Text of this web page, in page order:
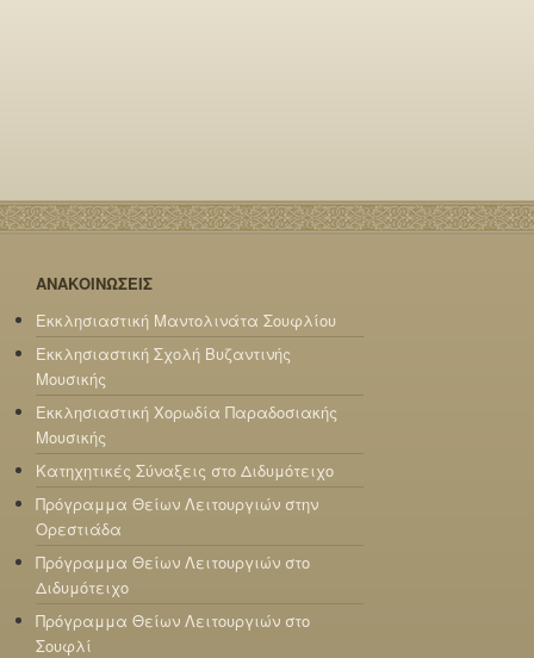
ΑΝΑΚΟΙΝΩΣΕΙΣ
Εκκλησιαστική Μαντολινάτα Σουφλίου
Εκκλησιαστική Σχολή Βυζαντινής
Μουσικής
Εκκλησιαστική Χορωδία Παραδοσιακής
Μουσικής
Κατηχητικές Σύναξεις στο Διδυμότειχο
Πρόγραμμα Θείων Λειτουργιών στην
Ορεστιάδα
Πρόγραμμα Θείων Λειτουργιών στο
Διδυμότειχο
Πρόγραμμα Θείων Λειτουργιών στο
Σουφλί